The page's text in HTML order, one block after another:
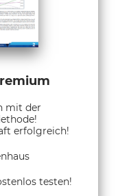
mit der
erfolgreich!
testen!